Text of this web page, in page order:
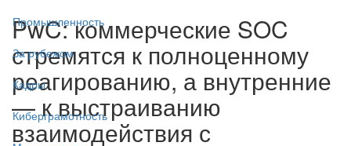
Промышленность
За рубежом
Кадры
Киберграмотность
PwC: коммерческие SOC
стремятся к полноценному
реагированию, а внутренние
— к выстраиванию
взаимодействия с